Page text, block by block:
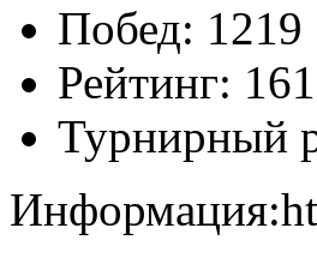
Побед: 1219
Рейтинг:
Турнирный
Информация: